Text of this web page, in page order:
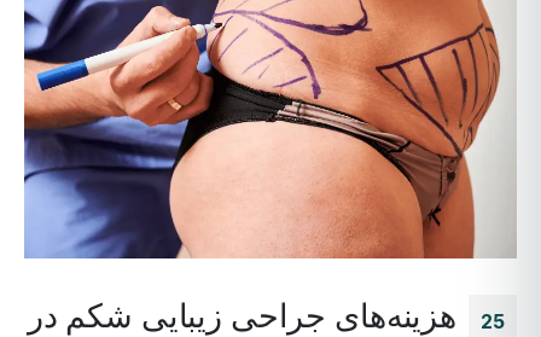
25
هزینه‌های جراحی زیبایی شکم در